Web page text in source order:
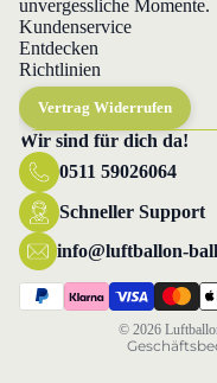
unvergessliche Momente.
Kundenservice
Entdecken
Richtlinien
Vertrag Widerrufen
Wir sind für dich da!
0511 59026064
Schneller Support
info@luftballon-
© 2026
Datenschutzerklärung
Widerrufsrecht
AGB
Versand
Impressum